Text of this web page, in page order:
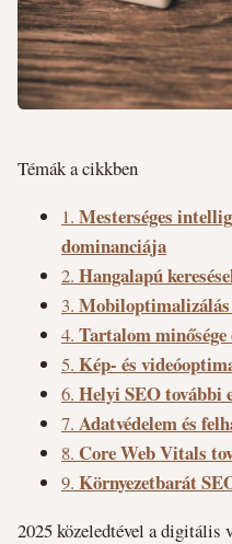
Témák a cikkben
1. Mesterséges
dominanciája
2. Hangalapú
3. Mobiloptimalizálás
4. Tartalom
5. Kép- és
6. Helyi SEO további
7. Adatvédelem és
8. Core Web Vitals
9. Környezetbarát
2025 közeledtével a